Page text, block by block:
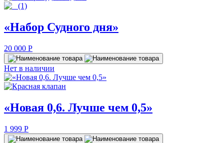
«Набор Судного дня»
20 000 P
Нет в наличии
«Новая 0,6. Лучше чем 0,5»
1 999 P